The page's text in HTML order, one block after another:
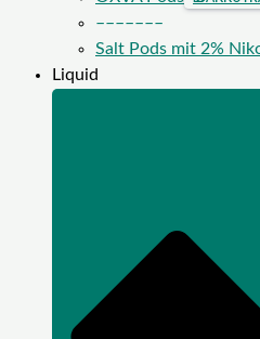
–––––––
Salt Pods mit 2%
Liquid